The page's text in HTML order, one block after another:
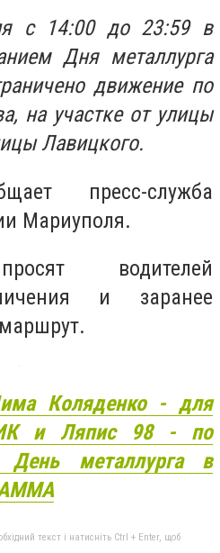
с 14:00 до 23:59 в
Дня металлурга
движение по
на участке от улицы
Лавицкого.
пресс-служба
Мариуполя.
водителей
и заранее
Коляденко - для
и Ляпис 98 - по
День металлурга в
текст і натисніть Ctrl + Enter, щоб